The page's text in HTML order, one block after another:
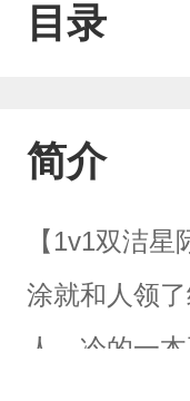
目录
简介
【1v1双洁
涂就和人领
人，冷的一